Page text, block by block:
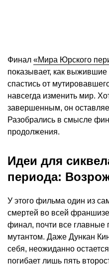
Финал «Мира Юрского
показывает, как
спастись от
навсегда изменить мир.
завершенным, он
Разобрались в смысле
продолжения.
Идеи для
периода:
У этого фильма один из
смертей во всей
финал, почти все главные
мутантом. Даже Дункан
себя, неожиданно
погибает лишь пять